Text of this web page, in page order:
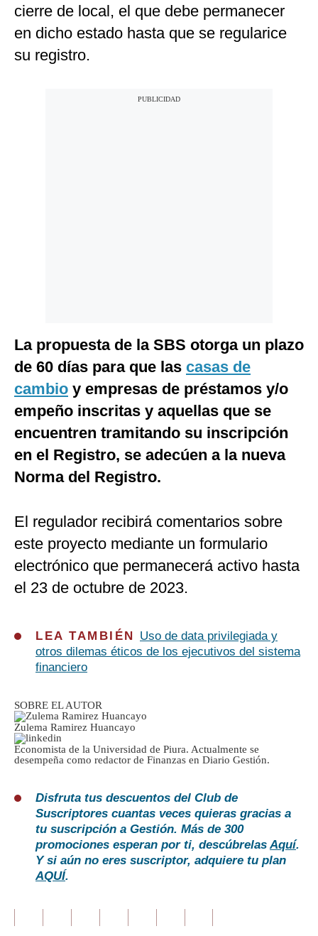
cierre de local, el que debe permanecer
en dicho estado hasta que se regularice
su registro.
La propuesta de la SBS otorga un plazo
de 60 días para que las casas de
cambio y empresas de préstamos y/o
empeño inscritas y aquellas que se
encuentren tramitando su inscripción
en el Registro, se adecúen a la nueva
Norma del Registro.
El regulador recibirá comentarios sobre
este proyecto mediante un formulario
electrónico que permanecerá activo hasta
el 23 de octubre de 2023.
LEA TAMBIÉN Uso de data privilegiada y
otros dilemas éticos de los ejecutivos del sistema
financiero
SOBRE EL AUTOR
Zulema Ramirez Huancayo
Economista de la Universidad de Piura. Actualmente se
desempeña como redactor de Finanzas en Diario Gestión.
Disfruta tus descuentos del Club de
Suscriptores cuantas veces quieras gracias a
tu suscripción a Gestión. Más de 300
promociones esperan por ti, descúbrelasAquí.
Y si aún no eres suscriptor, adquiere tu plan
AQUÍ.